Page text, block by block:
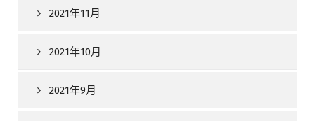
2021年11月
2021年10月
2021年9月